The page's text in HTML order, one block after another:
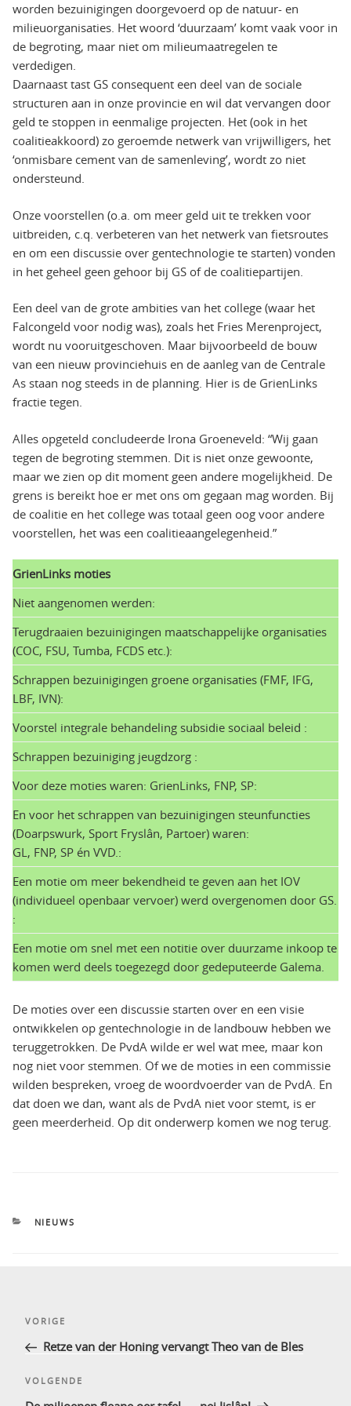
worden bezuinigingen doorgevoerd op de natuur- en
milieuorganisaties. Het woord ‘duurzaam’ komt vaak voor in
de begroting, maar niet om milieumaatregelen te
verdedigen.
Daarnaast tast GS consequent een deel van de sociale
structuren aan in onze provincie en wil dat vervangen door
geld te stoppen in eenmalige projecten. Het (ook in het
coalitieakkoord) zo geroemde netwerk van vrijwilligers, het
‘onmisbare cement van de samenleving’, wordt zo niet
ondersteund.
Onze voorstellen (o.a. om meer geld uit te trekken voor
uitbreiden, c.q. verbeteren van het netwerk van fietsroutes
en om een discussie over gentechnologie te starten) vonden
in het geheel geen gehoor bij GS of de coalitiepartijen.
Een deel van de grote ambities van het college (waar het
Falcongeld voor nodig was), zoals het Fries Merenproject,
wordt nu vooruitgeschoven. Maar bijvoorbeeld de bouw
van een nieuw provinciehuis en de aanleg van de Centrale
As staan nog steeds in de planning. Hier is de GrienLinks
fractie tegen.
Alles opgeteld concludeerde Irona Groeneveld: “Wij gaan
tegen de begroting stemmen. Dit is niet onze gewoonte,
maar we zien op dit moment geen andere mogelijkheid. De
grens is bereikt hoe er met ons om gegaan mag worden. Bij
de coalitie en het college was totaal geen oog voor andere
voorstellen, het was een coalitieaangelegenheid.”
GrienLinks moties
Niet aangenomen werden:
Terugdraaien bezuinigingen maatschappelijke organisaties
(COC, FSU, Tumba, FCDS etc.):
Schrappen bezuinigingen groene organisaties (FMF, IFG,
LBF, IVN):
Voorstel integrale behandeling subsidie sociaal beleid :
Schrappen bezuiniging jeugdzorg :
Voor deze moties waren: GrienLinks, FNP, SP:
En voor het schrappen van bezuinigingen steunfuncties
(Doarpswurk, Sport Fryslân, Partoer) waren:
GL, FNP, SP én VVD.:
Een motie om meer bekendheid te geven aan het IOV
(individueel openbaar vervoer) werd overgenomen door GS.
:
Een motie om snel met een notitie over duurzame inkoop te
komen werd deels toegezegd door gedeputeerde Galema.
De moties over een discussie starten over en een visie
ontwikkelen op gentechnologie in de landbouw hebben we
teruggetrokken. De PvdA wilde er wel wat mee, maar kon
nog niet voor stemmen. Of we de moties in een commissie
wilden bespreken, vroeg de woordvoerder van de PvdA. En
dat doen we dan, want als de PvdA niet voor stemt, is er
geen meerderheid. Op dit onderwerp komen we nog terug.
CATEGORIEËN
NIEUWS
Vorig
bericht
VORIGE
Retze van der Honing vervangt Theo van de Bles
Volgend
bericht
VOLGENDE